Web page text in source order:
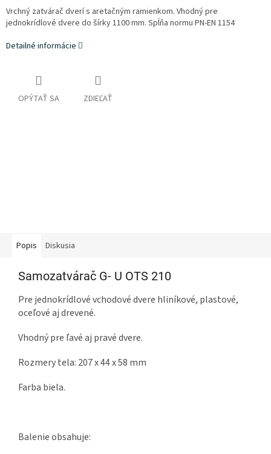
Vrchný zatvárač dverí s aretačným ramienkom. Vhodný pre
jednokrídlové dvere do šírky 1100 mm. Spĺňa normu PN-EN 1154
Detailné informácie
OPÝTAŤ SA ZDIEĽAŤ
Popis Diskusia
Samozatvárač G- U OTS 210
Pre jednokrídlové vchodové dvere hliníkové, plastové,
oceľové aj drevené.
Vhodný pre ľavé aj pravé dvere.
Rozmery tela: 207 x 44 x 58 mm
Farba biela.
Balenie obsahuje: